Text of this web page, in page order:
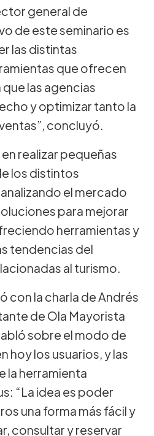
general de
de este seminario es
las distintas
que ofrecen
las agencias
y optimizar tanto la
concluyó.
realizar pequeñas
los distintos
el mercado
para mejorar
herramientas y
tendencias del
al turismo.
con la charla de Andrés
de Ola Mayorista
sobre el modo de
hoy los usuarios, y las
la herramienta
“La idea es poder
una forma más fácil y
consultar y reservar